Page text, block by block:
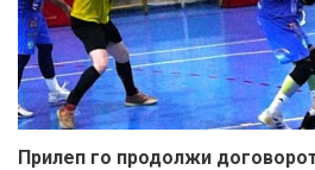
Прилеп го продолжи